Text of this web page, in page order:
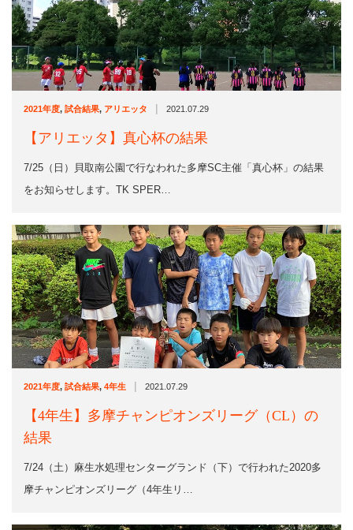
2021年度, 試合結果, アリエッタ | 2021.07.29
【アリエッタ】真心杯の結果
7/25（日）貝取南公園で行なわれた多摩SC主催「真心杯」の結果
をお知らせします。TK SPER…
2021年度, 試合結果, 4年生 | 2021.07.29
【4年生】多摩チャンピオンズリーグ（CL）の
結果
7/24（土）麻生水処理センターグランド（下）で行われた2020多
摩チャンピオンズリーグ（4年生リ…